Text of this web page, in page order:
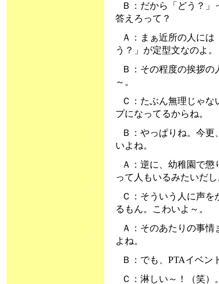
Ｂ：だから「どう？
答えろって？
Ａ：まぁ近所の人に
う？」が定型文なのよ。
Ｂ：その程度の挨拶
～。
Ｃ：たぶん無理じゃ
プになってるからね。
Ｂ：やっぱりね。今
いよね。
Ａ：逆に、幼稚園で
って人もいるみたいだ
Ｃ：そういう人に声
るもん。こわいよ～。
Ａ：そのあたりの事
よね。
Ｂ：でも、PTAイベン
Ｃ：淋しい～！（笑